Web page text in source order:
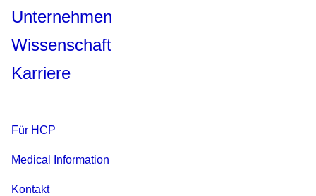
Unternehmen
Wissenschaft
Karriere
Für HCP
Medical Information
Kontakt